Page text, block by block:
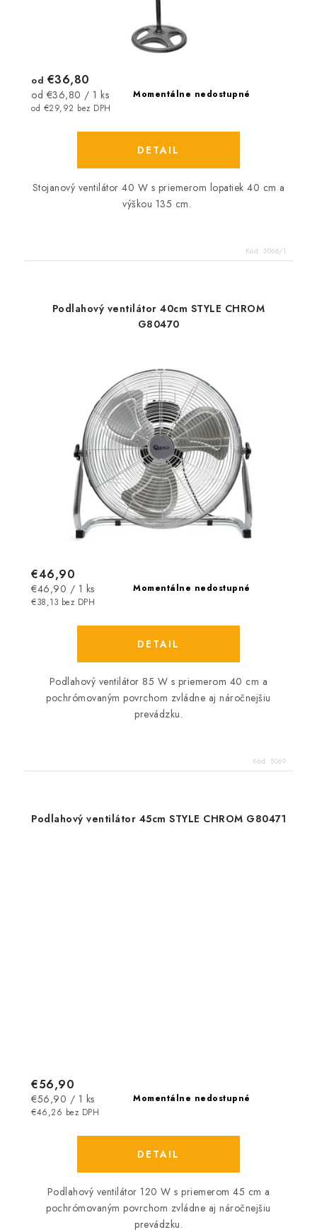
Momentálne nedostupné
od €29,92 bez DPH
od €36,80
Jednotková
cena:
od €36,80 / 1 ks
DETAIL
Stojanový ventilátor 40 W s priemerom lopatiek 40 cm a
výškou 135 cm.
Kód: 5066/1
Podlahový ventilátor 40cm STYLE CHROM
G80470
Momentálne nedostupné
€38,13 bez DPH
€46,90
Jednotková
cena:
€46,90 / 1 ks
DETAIL
Podlahový ventilátor 85 W s priemerom 40 cm a
pochrómovaným povrchom zvládne aj náročnejšiu
prevádzku.
Kód: 5069
Podlahový ventilátor 45cm STYLE CHROM G80471
Momentálne nedostupné
€46,26 bez DPH
€56,90
Jednotková
cena:
€56,90 / 1 ks
DETAIL
Podlahový ventilátor 120 W s priemerom 45 cm a
pochrómovaným povrchom zvládne aj náročnejšiu
prevádzku.